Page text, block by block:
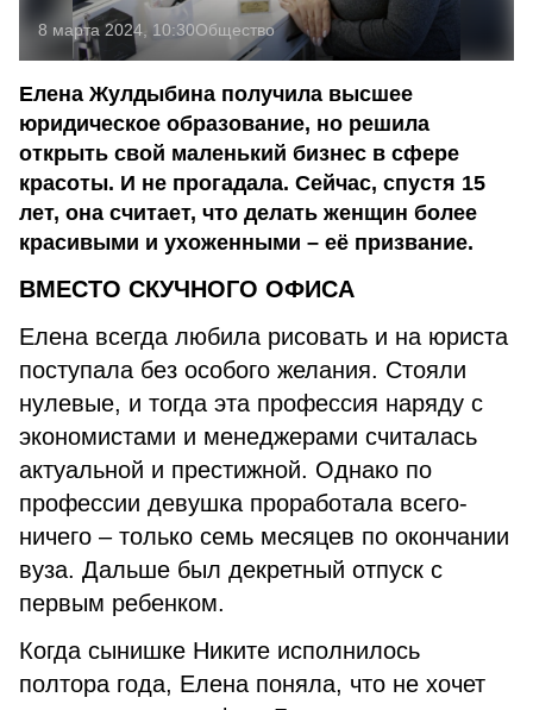
8 марта 2024, 10:30Общество
Елена Жулдыбина получила высшее
юридическое образование, но решила
открыть свой маленький бизнес в сфере
красоты. И не прогадала. Сейчас, спустя 15
лет, она считает, что делать женщин более
красивыми и ухоженными – её призвание.
ВМЕСТО СКУЧНОГО ОФИСА
Елена всегда любила рисовать и на юриста
поступала без особого желания. Стояли
нулевые, и тогда эта профессия наряду с
экономистами и менеджерами считалась
актуальной и престижной. Однако по
профессии девушка проработала всего-
ничего – только семь месяцев по окончании
вуза. Дальше был декретный отпуск с
первым ребенком.
Когда сынишке Никите исполнилось
полтора года, Елена поняла, что не хочет